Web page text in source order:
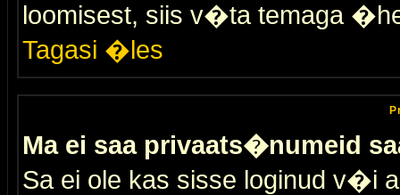
loomisest, siis v�ta temaga
Tagasi �les
Ma ei saa privaats�numeid
Sa ei ole kas sisse loginud v�i